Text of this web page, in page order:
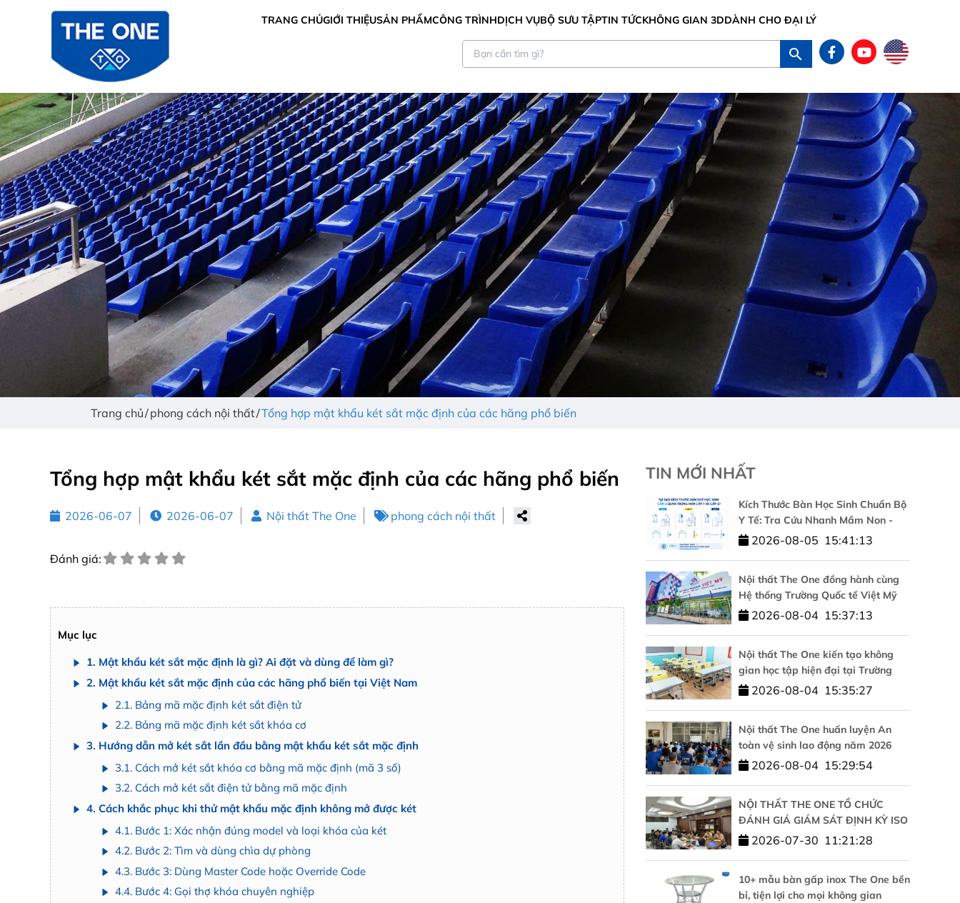
TRANG CHỦGIỚI THIỆUSẢN PHẨMCÔNG TRÌNHDỊCH VỤBỘ SƯU TẬPTIN TỨCKHÔNG GIAN 3DDÀNH CHO ĐẠI LÝ
Trang chủ phong cách nội thất Tổng hợp mật khẩu két sắt mặc định của các hãng phổ biến
Tổng hợp mật khẩu két sắt mặc định của các hãng phổ biến
2026-06-07 2026-06-07 Nội thất The One phong cách nội thất
Đánh giá:
Mục lục
1. Mật khẩu két sắt mặc định là gì? Ai đặt và dùng để làm gì?
2. Mật khẩu két sắt mặc định của các hãng phổ biến tại Việt Nam
2.1. Bảng mã mặc định két sắt điện tử
2.2. Bảng mã mặc định két sắt khóa cơ
3. Hướng dẫn mở két sắt lần đầu bằng mật khẩu két sắt mặc định
3.1. Cách mở két sắt khóa cơ bằng mã mặc định (mã 3 số)
3.2. Cách mở két sắt điện tử bằng mã mặc định
4. Cách khắc phục khi thử mật khẩu mặc định không mở được két
4.1. Bước 1: Xác nhận đúng model và loại khóa của két
4.2. Bước 2: Tìm và dùng chìa dự phòng
4.3. Bước 3: Dùng Master Code hoặc Override Code
4.4. Bước 4: Gọi thợ khóa chuyên nghiệp
TIN MỚI NHẤT
Kích Thước Bàn Học Sinh Chuẩn Bộ
Y Tế: Tra Cứu Nhanh Mầm Non -
Cấp 1 - Cấp 2 - Cấp 3
2026-08-05 15:41:13
Nội thất The One đồng hành cùng
Hệ thống Trường Quốc tế Việt Mỹ
kiến tạo không gian học tập chuẩn
2026-08-04 15:37:13
Nội thất The One kiến tạo không
gian học tập hiện đại tại Trường
Tiểu học Tesla Hà Nội
2026-08-04 15:35:27
Nội thất The One huấn luyện An
toàn vệ sinh lao động năm 2026
2026-08-04 15:29:54
NỘI THẤT THE ONE TỔ CHỨC
ĐÁNH GIÁ GIÁM SÁT ĐỊNH KỲ ISO
9001 VÀ ISO 14001: KHẲNG ĐỊNH
2026-07-30 11:21:28
10+ mẫu bàn gấp inox The One bền
bỉ, tiện lợi cho mọi không gian